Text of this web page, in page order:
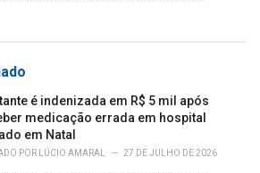
é indenizada em R$ 5 mil após
medicação errada em hospital
em Natal
POR LÚCIO AMARAL 27 DE JULHO DE 2026